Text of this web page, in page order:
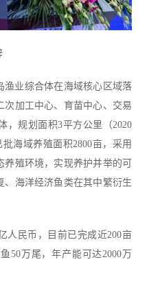
渔业综合体在海域核心区域落
次加工中心、育苗中心、交易
，规划面积3平方公里（2020
海域养殖面积2800亩，采用
殖环境，实现养护并举的可
、海洋经济鱼类在其中繁衍生
人民币，目前已完成近200亩
50万尾，年产能可达2000万